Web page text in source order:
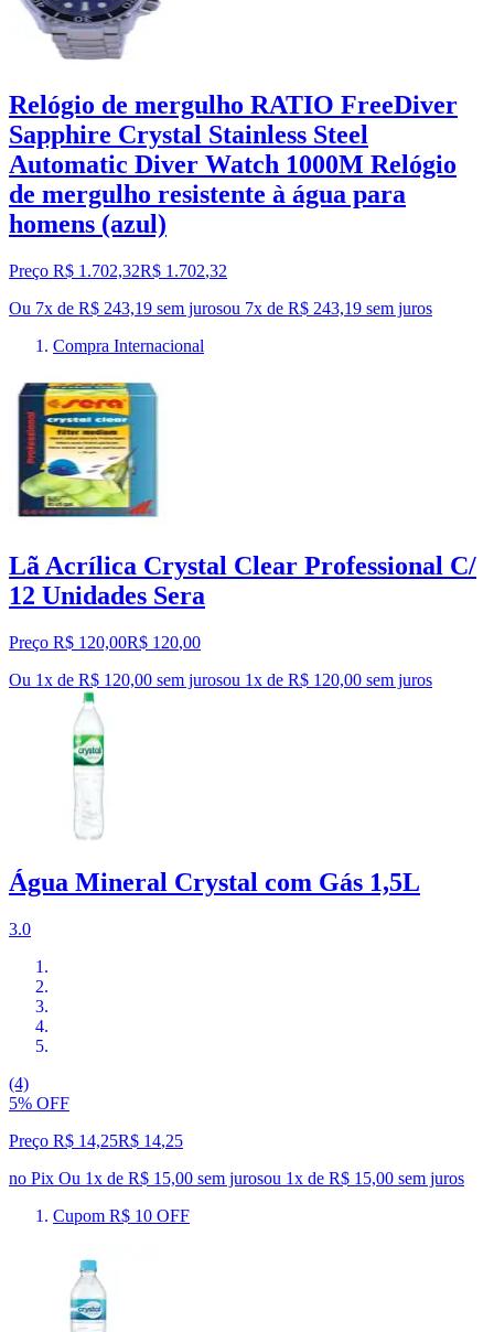
Relógio de mergulho RATIO FreeDiver
Sapphire Crystal Stainless Steel
Automatic Diver Watch 1000M Relógio
de mergulho resistente à água para
homens (azul)
Preço R$ 1.702,32R$ 1.702,32
Ou 7x de R$ 243,19 sem jurosou 7x de R$ 243,19 sem juros
Compra Internacional
Lã Acrílica Crystal Clear Professional C/
12 Unidades Sera
Preço R$ 120,00R$ 120,00
Ou 1x de R$ 120,00 sem jurosou 1x de R$ 120,00 sem juros
Água Mineral Crystal com Gás 1,5L
3.0
(4)
5% OFF
Preço R$ 14,25R$ 14,25
no Pix Ou 1x de R$ 15,00 sem jurosou 1x de R$ 15,00 sem juros
Cupom R$ 10 OFF